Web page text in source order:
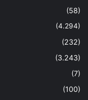
(58)
(4.294)
(232)
(3.243)
(7)
(100)